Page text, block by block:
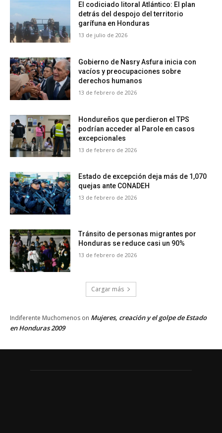
El codiciado litoral Atlántico: El plan
detrás del despojo del territorio
garífuna en Honduras
13 de julio de 2026
Gobierno de Nasry Asfura inicia con
vacíos y preocupaciones sobre
derechos humanos
13 de febrero de 2026
Hondureños que perdieron el TPS
podrían acceder al Parole en casos
excepcionales
13 de febrero de 2026
Estado de excepción deja más de 1,070
quejas ante CONADEH
13 de febrero de 2026
Tránsito de personas migrantes por
Honduras se reduce casi un 90%
13 de febrero de 2026
Cargar más
Indiferente Muchomenos on Mujeres, creación y el golpe de Estado
en Honduras 2009